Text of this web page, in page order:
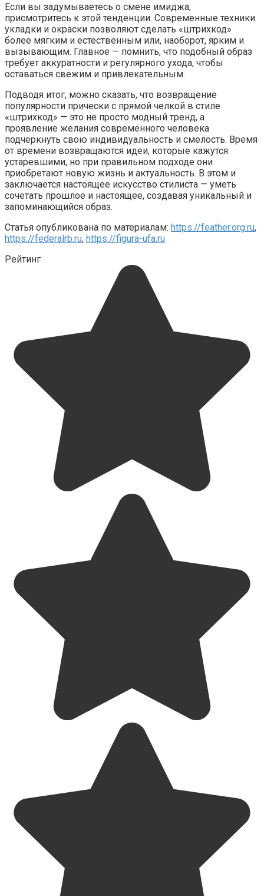
Если вы задумываетесь о смене имиджа,
присмотритесь к этой тенденции. Современные техники
укладки и окраски позволяют сделать «штрихкод»
более мягким и естественным или, наоборот, ярким и
вызывающим. Главное — помнить, что подобный образ
требует аккуратности и регулярного ухода, чтобы
оставаться свежим и привлекательным.
Подводя итог, можно сказать, что возвращение
популярности прически с прямой челкой в стиле
«штрихкод» — это не просто модный тренд, а
проявление желания современного человека
подчеркнуть свою индивидуальность и смелость. Время
от времени возвращаются идеи, которые кажутся
устаревшими, но при правильном подходе они
приобретают новую жизнь и актуальность. В этом и
заключается настоящее искусство стилиста — уметь
сочетать прошлое и настоящее, создавая уникальный и
запоминающийся образ.
Статья опубликована по материалам: https://feather.org.ru,
https://federalrb.ru, https://figura-ufa.ru
Рейтинг